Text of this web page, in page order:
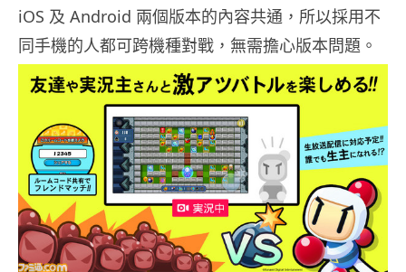
iOS 及 Android 兩個版本的內容共通，所以採用不
同手機的人都可跨機種對戰，無需擔心版本問題。